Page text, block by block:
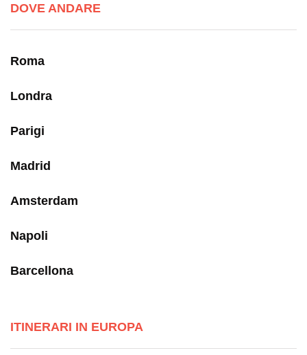
DOVE ANDARE
Roma
Londra
Parigi
Madrid
Amsterdam
Napoli
Barcellona
ITINERARI IN EUROPA